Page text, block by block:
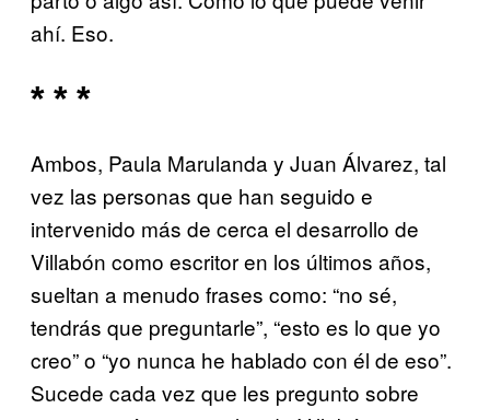
ahí. Eso.
* * *
Ambos, Paula Marulanda y Juan Álvarez, tal
vez las personas que han seguido e
intervenido más de cerca el desarrollo de
Villabón como escritor en los últimos años,
sueltan a menudo frases como: “no sé,
tendrás que preguntarle”, “esto es lo que yo
creo” o “yo nunca he hablado con él de eso”.
Sucede cada vez que les pregunto sobre